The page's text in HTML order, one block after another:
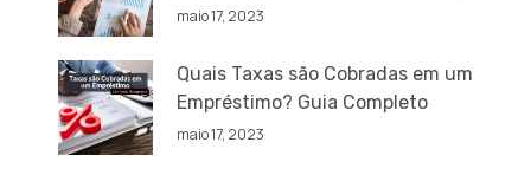
maio 17, 2023
Quais Taxas são Cobradas em um
Empréstimo? Guia Completo
maio 17, 2023